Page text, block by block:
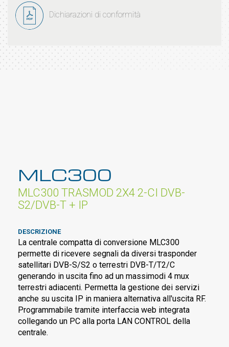
Dichiarazioni di conformità
MLC300
MLC300 TRASMOD 2X4 2-CI DVB-
S2/DVB-T + IP
DESCRIZIONE
La centrale compatta di conversione MLC300
permette di ricevere segnali da diversi trasponder
satellitari DVB-S/S2 o terrestri DVB-T/T2/C
generando in uscita fino ad un massimodi 4 mux
terrestri adiacenti. Permetta la gestione dei servizi
anche su uscita IP in maniera alternativa all'uscita RF.
Programmabile tramite interfaccia web integrata
collegando un PC alla porta LAN CONTROL della
centrale.